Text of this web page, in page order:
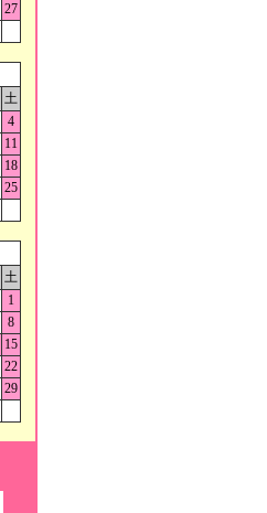
27
土
4
11
18
25
土
1
8
15
22
29